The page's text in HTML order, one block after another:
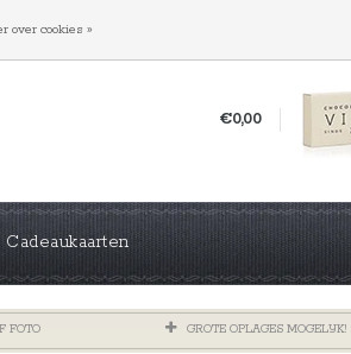
€0,00
Cadeaukaarten
FOTO GROTE OPLAGES MOGELIJK!
over cookies »